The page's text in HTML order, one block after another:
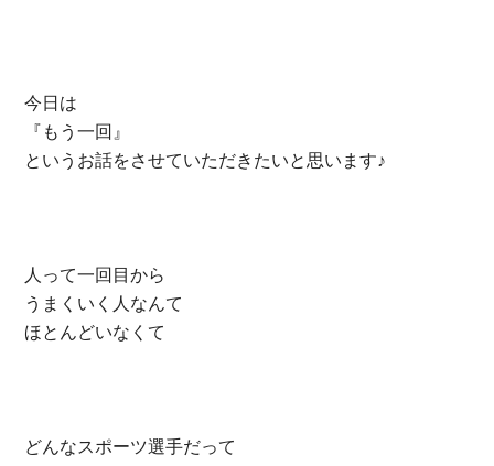
今日は
『もう一回』
というお話をさせていただきたいと思います♪
人って一回目から
うまくいく人なんて
ほとんどいなくて
どんなスポーツ選手だって